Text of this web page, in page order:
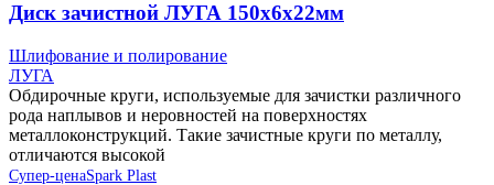
Диск зачистной ЛУГА 150х6х22мм
Шлифование и полирование
ЛУГА
Обдирочные круги, используемые для зачистки различного
рода наплывов и неровностей на поверхностях
металлоконструкций. Такие зачистные круги по металлу,
отличаются высокой
Супер-ценаSpark Plast